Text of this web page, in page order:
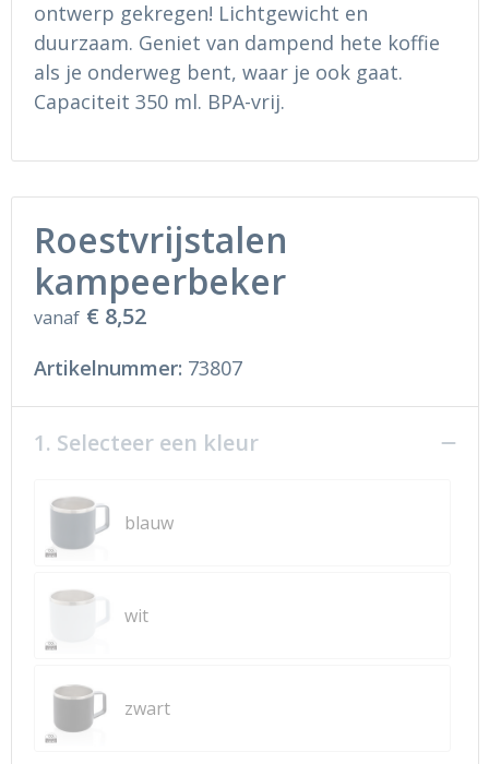
Ondergoed en Sokken
Regenkleding
Gereedschap
Hoofdbescherming
Gehoorbescherming
Ademhalingsbescherming
Sokken en Nachtkleding
Regenkleding
Schoenen
ontwerp gekregen! Lichtgewicht en
duurzaam. Geniet van dampend hete koffie
als je onderweg bent, waar je ook gaat.
Capaciteit 350 ml. BPA-vrij.
Roestvrijstalen
kampeerbeker
vanaf € 8,52
Artikelnummer: 73807
1. Selecteer een kleur
blauw
wit
zwart